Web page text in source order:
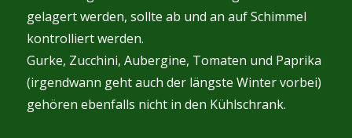
gelagert werden, sollte ab und an auf Schimmel
kontrolliert werden.
Gurke, Zucchini, Aubergine, Tomaten und Paprika
(irgendwann geht auch der längste Winter vorbei)
gehören ebenfalls nicht in den Kühlschrank.